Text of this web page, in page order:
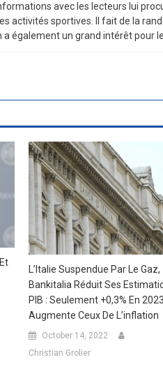
ations avec les lecteurs ui
activités sportives faitde la r
a égal ementun grand intérêtpour le
L’Italie Suspendue Par Le Gaz,
Bankitalia Réduit Ses
PIB : Seulement +0,3% En
Augmente Ceux De L’inflation
October 14, 2022
Christian Grolier